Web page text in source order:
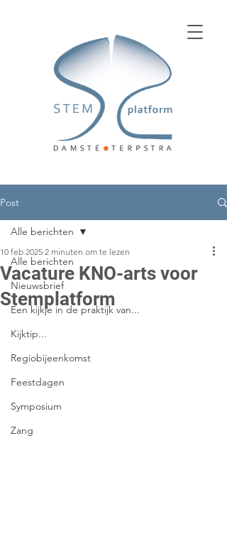
Post
Alle berichten
Nieuwsbrief
Een kijkje in de praktijk van...
Kijktip...
Regiobijeenkomst
Feestdagen
Symposium
Zang
Alle berichten
Vacature KNO-arts voor
Stemplatform
10 feb 2025 2 minuten om te lezen